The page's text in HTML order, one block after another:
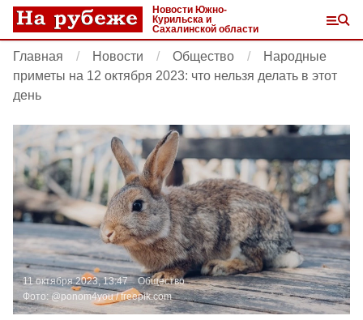
Новости Южно-
Курильска и
Сахалинской области
Главная Новости Общество
Народные
приметы на 12 октября 2023: что нельзя делать в этот
день
11 октября 2023, 13:47
Общество
Фото: @ponom4you /freepik.com